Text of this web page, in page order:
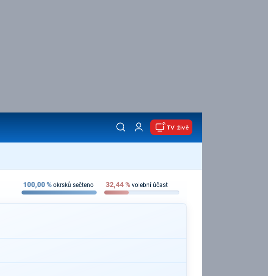
TV živě
100,00% okrsků sečteno 32,44% volební účast